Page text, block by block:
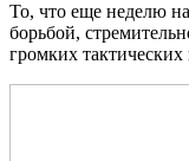
То, что еще неделю
борьбой,
громких